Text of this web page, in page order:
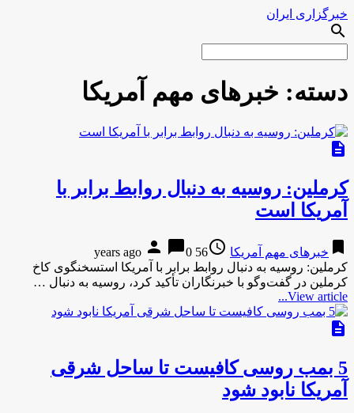
خبرگزاری ایران
search
دسته: خبرهای مهم آمریکا
description
کرملین: روسیه به دنبال روابط برابر با
آمریکا است
bookmark خبرهای مهم آمریکا access_time
56 years ago
person chat_bubble0
کرملین: روسیه به دنبال روابط برابر با آمریکا استسخنگوی کاخ
کرملین در گفت‌وگو با خبرنگاران تأکید کرد، روسیه به دنبال …
View article...
description
5 بمب روسی کافیست تا ساحل شرقی
آمریکا نابود شود